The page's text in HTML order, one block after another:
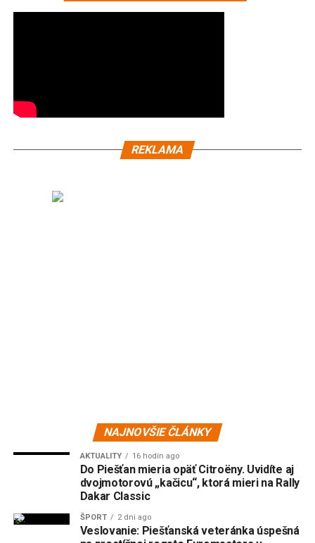
REKLAMA
NAJNOVŠIE ČLÁNKY
AKTUALITY 16 hodín ago
Do Piešťan mieria opäť Citroëny. Uvidíte aj
dvojmotorovú „kačicu“, ktorá mieri na Rally
Dakar Classic
ŠPORT 2 dni ago
Veslovanie: Piešťanská veteránka úspešná